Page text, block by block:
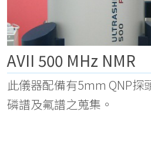
AVII 500 MHz NMR
此儀器配備有5mm QNP探
磷譜及氟譜之蒐集。